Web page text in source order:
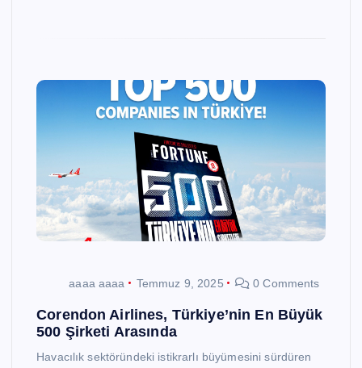
aaaa aaaa Temmuz 9, 2025 0 Comments
Corendon Airlines, Türkiye’nin En Büyük
500 Şirketi Arasında
Havacılık sektöründeki istikrarlı büyümesini sürdüren